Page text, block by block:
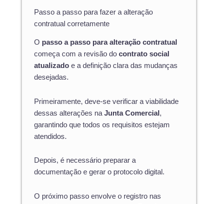
Passo a passo para fazer a alteração
contratual corretamente
O passo a passo para alteração contratual
começa com a revisão do contrato social
atualizado e a definição clara das mudanças
desejadas.
Primeiramente, deve-se verificar a viabilidade
dessas alterações na Junta Comercial ,
garantindo que todos os requisitos estejam
atendidos.
Depois, é necessário preparar a
documentação e gerar o protocolo digital.
O próximo passo envolve o registro nas